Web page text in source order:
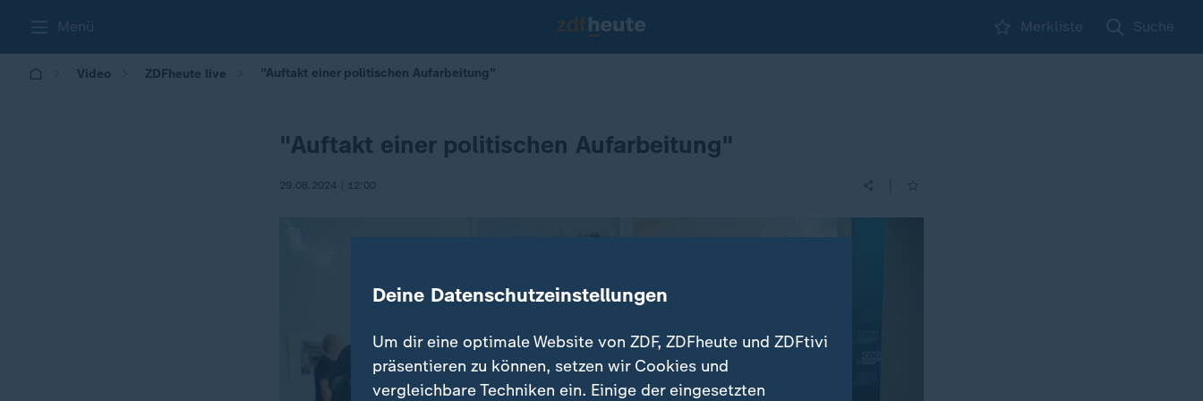
Menü Merkliste Suche
Video ZDFheute live "Auftakt einer politischen Aufarbeitung"
"Auftakt einer politischen Aufarbeitung"
29.08.2024 | 12:00
Deine Datenschutzeinstellungen
Um dir eine optimale Website von ZDF, ZDFheute und ZDFtivi
präsentieren zu können, setzen wir Cookies und
vergleichbare Techniken ein. Einige der eingesetzten